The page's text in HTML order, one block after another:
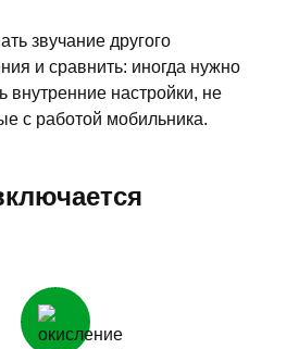
звучание другого
и сравнить: иногда нужно
внутренние настройки, не
с работой мобильника.